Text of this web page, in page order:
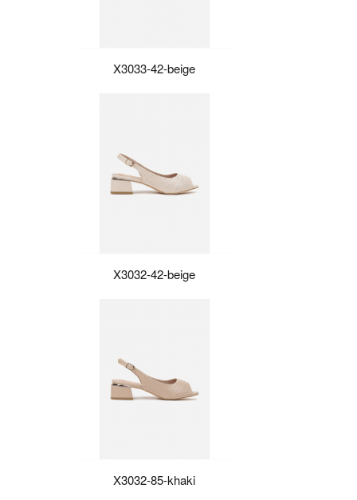
X3033-42-beige
X3032-42-beige
X3032-85-khaki